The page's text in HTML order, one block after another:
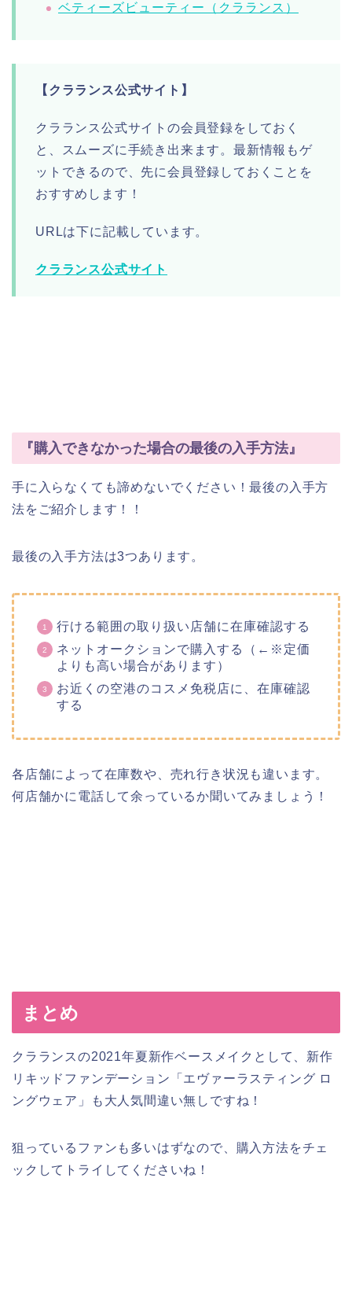
ベティーズビューティー（クラランス）
【クラランス公式サイト】
クラランス公式サイトの会員登録をしておく
と、スムーズに手続き出来ます。最新情報もゲ
ットできるので、先に会員登録しておくことを
おすすめします！
URLは下に記載しています。
クラランス公式サイト
『購入できなかった場合の最後の入手方法』
手に入らなくても諦めないでください！最後の入手方
法をご紹介します！！
最後の入手方法は3つあります。
行ける範囲の取り扱い店舗に在庫確認する
ネットオークションで購入する（←※定価
よりも高い場合があります）
お近くの空港のコスメ免税店に、在庫確認
する
各店舗によって在庫数や、売れ行き状況も違います。
何店舗かに電話して余っているか聞いてみましょう！
まとめ
クラランスの2021年夏新作ベースメイクとして、新作
リキッドファンデーション「エヴァーラスティング ロ
ングウェア」も大人気間違い無しですね！
狙っているファンも多いはずなので、購入方法をチェ
ックしてトライしてくださいね！